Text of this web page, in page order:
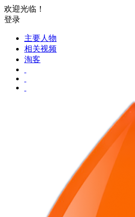
欢迎光临！
登录
主要人物
相关视频
淘客